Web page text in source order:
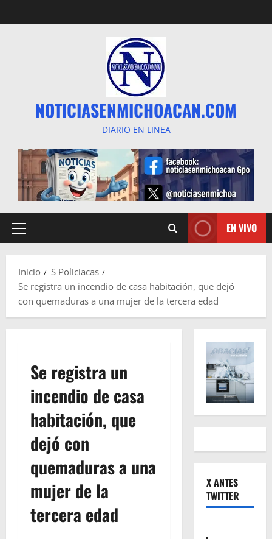
al
NOTICIASENMICHOACAN.COM
DIARIO EN LINEA
Menú
EN VIVO
Inicio
S Policiacas
Se registra un incendio de casa habitación, que dejó
con quemaduras a una mujer de la tercera edad
Se registra un
incendio de casa
habitación, que
dejó con
quemaduras a una
mujer de la
tercera edad
X ANTES
TWITTER